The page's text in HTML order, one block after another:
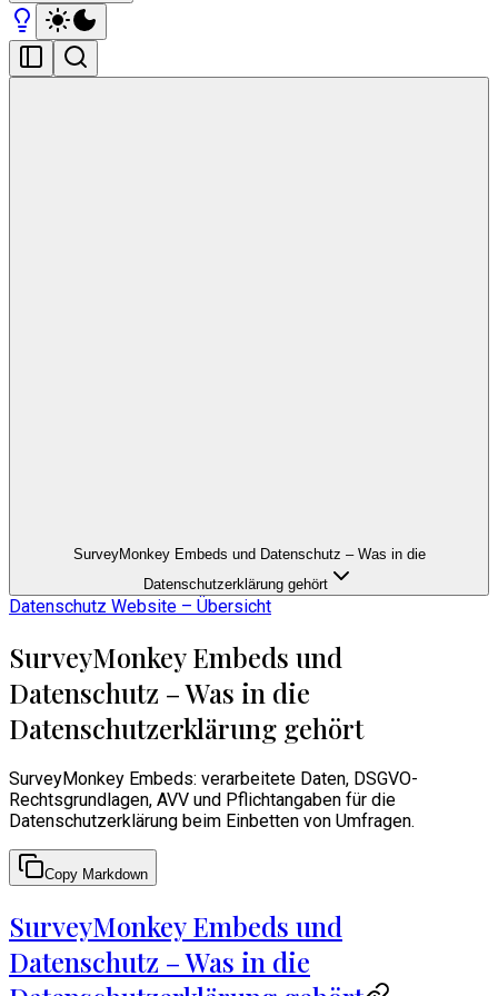
SurveyMonkey Embeds und Datenschutz – Was in die
Datenschutzerklärung gehört
Datenschutz Website – Übersicht
SurveyMonkey Embeds und
Datenschutz – Was in die
Datenschutzerklärung gehört
SurveyMonkey Embeds: verarbeitete Daten, DSGVO-
Rechtsgrundlagen, AVV und Pflichtangaben für die
Datenschutzerklärung beim Einbetten von Umfragen.
Copy Markdown
SurveyMonkey Embeds und
Datenschutz – Was in die